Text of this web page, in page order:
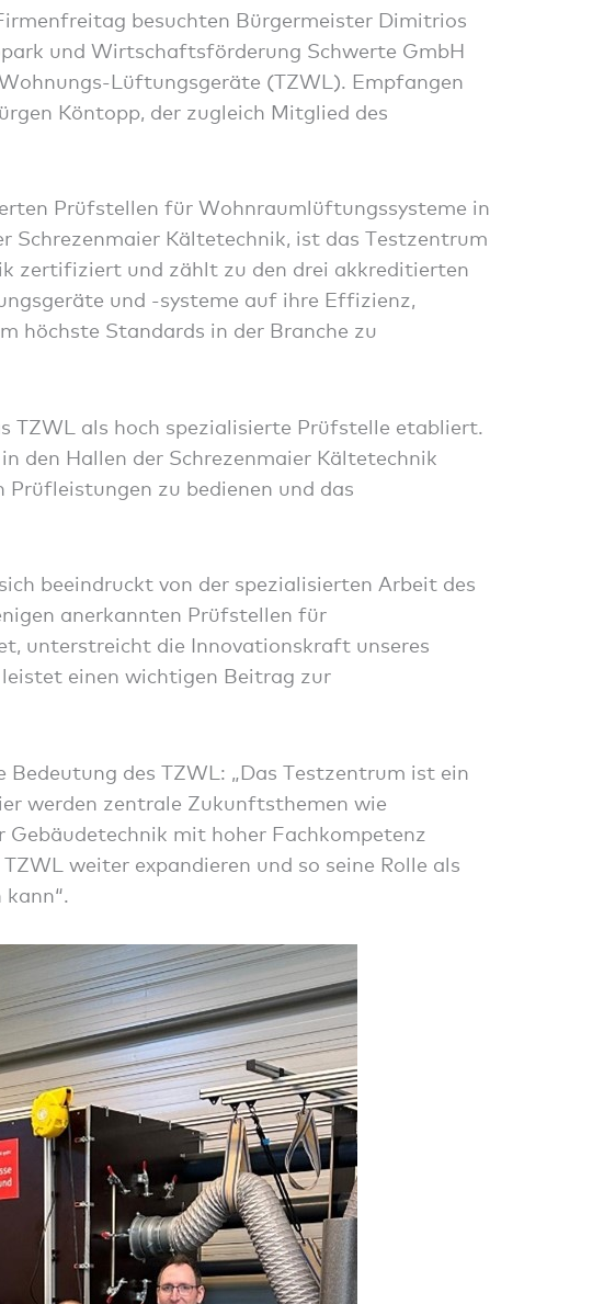
besuchten Bürgermeister Dimitrios
und Wirtschaftsförderung Schwerte GmbH
Lüftungsgeräte (TZWL). Empfangen
Köntopp, der zugleich Mitglied des
Prüfstellen für Wohnraumlüftungssysteme in
Schrezenmaier Kältetechnik, ist das Testzentrum
zertifiziert und zählt zu den drei akkreditierten
und -systeme auf ihre Effizienz,
höchste Standards in der Branche zu
TZWL als hoch spezialisierte Prüfstelle etabliert.
den Hallen der Schrezenmaier Kältetechnik
zu bedienen und das
beeindruckt von der spezialisierten Arbeit des
anerkannten Prüfstellen für
unterstreicht die Innovationskraft unseres
einen wichtigen Beitrag zur
des TZWL: „Das Testzentrum ist ein
werden zentrale Zukunftsthemen wie
mit hoher Fachkompetenz
weiter expandieren und so seine Rolle als